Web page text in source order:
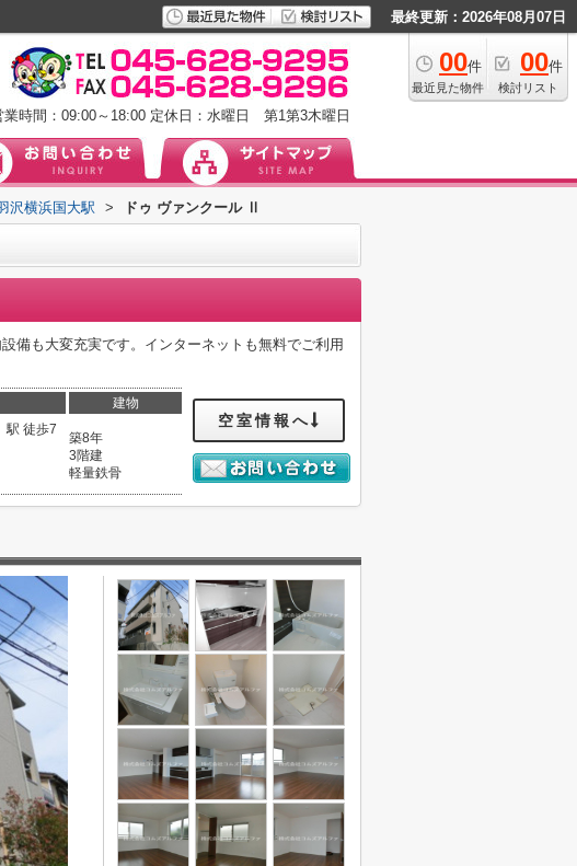
最終更新：2026年08月07日
00件
最近見た物件
00件
検討リスト
業時間：09:00～18:00 定休日：水曜日 第1第3木曜日
沢横浜国大駅 > ドゥ ヴァンクール Ⅱ
備も大変充実です。インターネットも無料でご利用
建物
駅 徒歩7
築8年
3階建
軽量鉄骨
空室情報へ